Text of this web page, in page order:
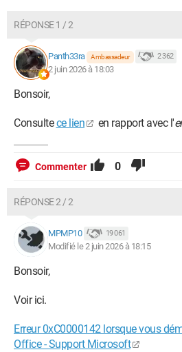
RÉPONSE 1 / 2
Panth33ra Ambassadeur 2 362
2 juin 2026 à 18:03
Bonsoir,
Consultece lien en rapport avec l'
Commenter 0
RÉPONSE 2 / 2
MPMP10 19 061
Modifié le 2 juin 2026 à 18:15
Bonsoir,
Voir ici.
Erreur 0xC0000142 lorsque vous
Office - Support Microsoft